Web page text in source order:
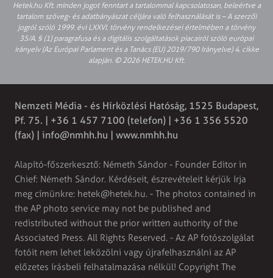
Hetek.hu Kft. minden jogot fenntart a tartalommal kapcsolatosan, beleértve a
tartalom szöveg- és adatbányászat céljára való felhasználását is – A szerzői
jogról szóló 1999. évi LXXVI. törvény rendelkezései értelmében a törvény
35/A. § (1) paragrafusa és a digitális szolgáltatások piacairól szóló európai
irányelv (Az Európai Parlament és a Tanács (EU) 2019/790 Irányelve) 4. cikke
alapján. © 2026 HETEK.HU Kft.
Nemzeti Média - és Hírközlési Hatóság, 1525 Budapest,
Pf. 75. | +36 1 457 7100 (telefon) | +36 1 356 5520
(fax) | info@nmhh.hu | www.nmhh.hu
Alapító-főszerkesztő: Németh Sándor - Founder Editor in
Chief: Németh Sándor. Kérdéseit, észrevételeit kérjük írja
meg címünkre: hetek@hetek.hu. - The photos contained in
the AP photo service may not be published and
redistributed without the prior written authority of the
Associated Press. All Rights Reserved. - Az AP fotószolgálat
fotóit nem lehet leközölni vagy újrafelhasználni az AP
előzetes írásbeli felhatalmazása nélkül! Copyright The